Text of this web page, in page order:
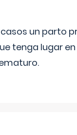
un parto
tenga lugar